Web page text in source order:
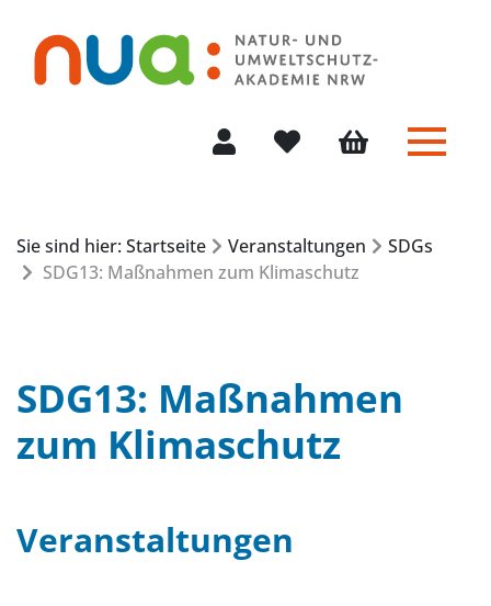
Menü
Sie sind hier: Startseite Veranstaltungen
SDGs
SDG13: Maßnahmen zum Klimaschutz
SDG13: Maßnahmen
zum Klimaschutz
Veranstaltungen